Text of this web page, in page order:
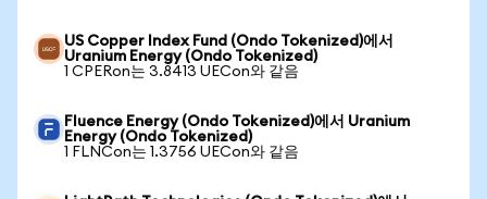
US Copper Index Fund (Ondo Tokenized)에서
Uranium Energy (Ondo Tokenized)
1 CPERon는 3.8413 UECon와 같음
Fluence Energy (Ondo Tokenized)에서 Uranium
Energy (Ondo Tokenized)
1 FLNCon는 1.3756 UECon와 같음